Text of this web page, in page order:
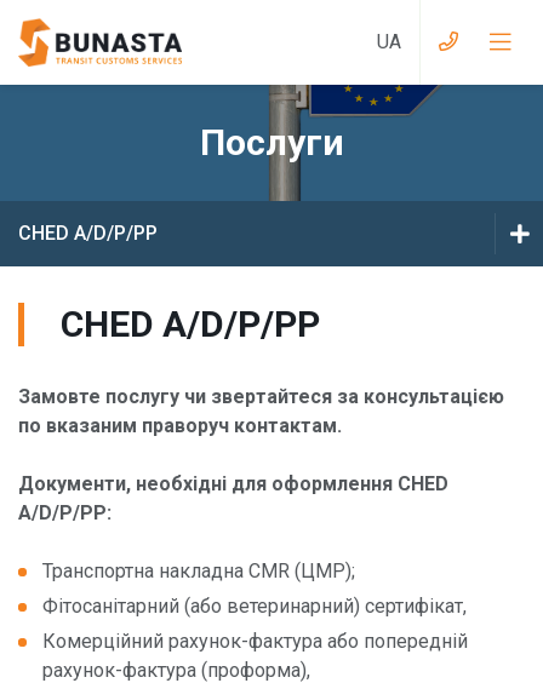
Послуги при в’їзді до Великобританії
Послуги із Великобританії в ЄС
Послуги із України в країни ЄС
Складські послуги
Про компанію
Послуги
CHED A/D/P/PP
CHED A/D/P/PP
T2
PBN
CHED A/D/P/PP
Замовте послугу чи звертайтеся за консультацією
по вказаним праворуч контактам.
Документи, необхідні для оформлення CHED
A/D/P/PP:
Транспортна накладна CMR (ЦМР);
Фітосанітарний (або ветеринарний) сертифікат,
Комерційний рахунок-фактура або попередній
рахунок-фактура (проформа),